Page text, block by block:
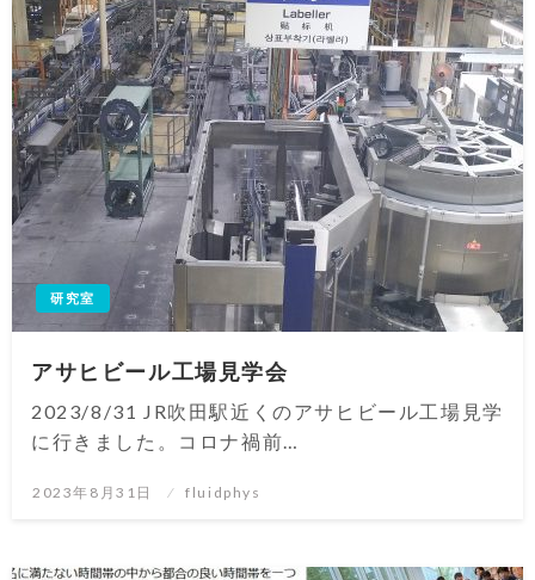
研究室
アサヒビール工場見学会
2023/8/31 JR吹田駅近くのアサヒビール工場見学
に行きました。コロナ禍前…
投
2023年8月31日 fluidphys